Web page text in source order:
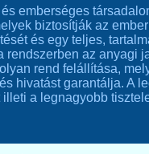
emberséges
biztosítják az
és egy teljes,
rendszerben az anyagi
rend felállítása,
hivatást garantálja. A
a legnagyobb